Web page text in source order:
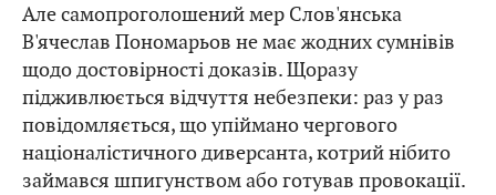
Але самопроголошений мер Слов'янська
В'ячеслав Пономарьов не має жодних сумнівів
щодо достовірності доказів. Щоразу
підживлюється відчуття небезпеки: раз у раз
повідомляється, що упіймано чергового
націоналістичного диверсанта, котрий нібито
займався шпигунством або готував провокації.